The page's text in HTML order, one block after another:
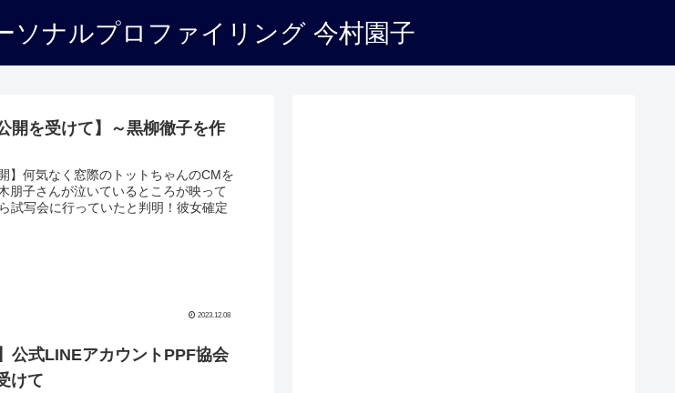
企業・法人・団体の方へ
開を受けて】～黒柳徹子を作
】何気なく窓際のトットちゃんのCMを
朋子さんが泣いているところが映って
試写会に行っていたと判明！彼女確定
2023.12.08
公式LINEアカウントPPF協会
けて